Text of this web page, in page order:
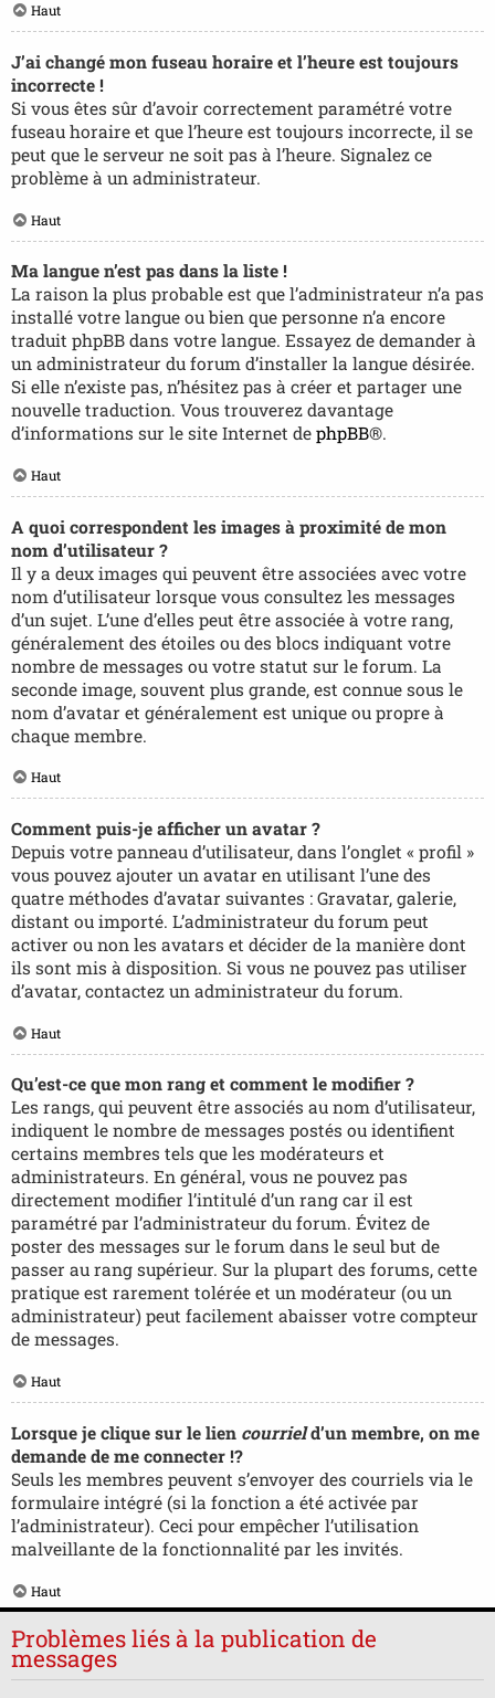
Haut
J’ai changé mon fuseau horaire et l’heure est toujours
incorrecte !
Si vous êtes sûr d’avoir correctement paramétré votre
fuseau horaire et que l’heure est toujours incorrecte, il se
peut que le serveur ne soit pas à l’heure. Signalez ce
problème à un administrateur.
Haut
Ma langue n’est pas dans la liste !
La raison la plus probable est que l’administrateur n’a pas
installé votre langue ou bien que personne n’a encore
traduit phpBB dans votre langue. Essayez de demander à
un administrateur du forum d’installer la langue désirée.
Si elle n’existe pas, n’hésitez pas à créer et partager une
nouvelle traduction. Vous trouverez davantage
d’informations sur le site Internet de phpBB®.
Haut
A quoi correspondent les images à proximité de mon
nom d’utilisateur ?
Il y a deux images qui peuvent être associées avec votre
nom d’utilisateur lorsque vous consultez les messages
d’un sujet. L’une d’elles peut être associée à votre rang,
généralement des étoiles ou des blocs indiquant votre
nombre de messages ou votre statut sur le forum. La
seconde image, souvent plus grande, est connue sous le
nom d’avatar et généralement est unique ou propre à
chaque membre.
Haut
Comment puis-je afficher un avatar ?
Depuis votre panneau d’utilisateur, dans l’onglet « profil »
vous pouvez ajouter un avatar en utilisant l’une des
quatre méthodes d’avatar suivantes : Gravatar, galerie,
distant ou importé. L’administrateur du forum peut
activer ou non les avatars et décider de la manière dont
ils sont mis à disposition. Si vous ne pouvez pas utiliser
d’avatar, contactez un administrateur du forum.
Haut
Qu’est-ce que mon rang et comment le modifier ?
Les rangs, qui peuvent être associés au nom d’utilisateur,
indiquent le nombre de messages postés ou identifient
certains membres tels que les modérateurs et
administrateurs. En général, vous ne pouvez pas
directement modifier l’intitulé d’un rang car il est
paramétré par l’administrateur du forum. Évitez de
poster des messages sur le forum dans le seul but de
passer au rang supérieur. Sur la plupart des forums, cette
pratique est rarement tolérée et un modérateur (ou un
administrateur) peut facilement abaisser votre compteur
de messages.
Haut
Lorsque je clique sur le lien courrield’un membre, on me
demande de me connecter !?
Seuls les membres peuvent s’envoyer des courriels via le
formulaire intégré (si la fonction a été activée par
l’administrateur). Ceci pour empêcher l’utilisation
malveillante de la fonctionnalité par les invités.
Haut
Problèmes liés à la publication de
messages